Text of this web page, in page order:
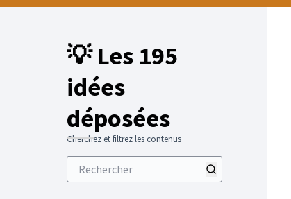
💡 Les 195
idées
déposées
Cherchez et filtrez les contenus